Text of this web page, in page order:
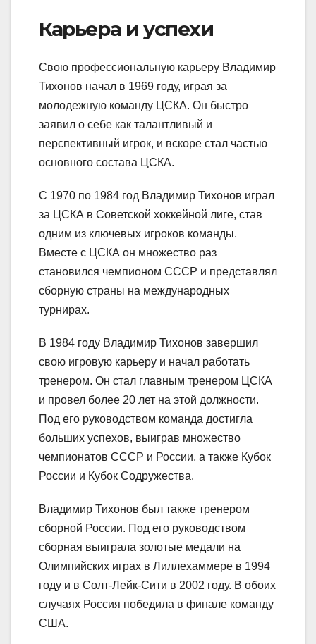
Карьера и успехи
Свою профессиональную карьеру Владимир
Тихонов начал в 1969 году, играя за
молодежную команду ЦСКА. Он быстро
заявил о себе как талантливый и
перспективный игрок, и вскоре стал частью
основного состава ЦСКА.
С 1970 по 1984 год Владимир Тихонов играл
за ЦСКА в Советской хоккейной лиге, став
одним из ключевых игроков команды.
Вместе с ЦСКА он множество раз
становился чемпионом СССР и представлял
сборную страны на международных
турнирах.
В 1984 году Владимир Тихонов завершил
свою игровую карьеру и начал работать
тренером. Он стал главным тренером ЦСКА
и провел более 20 лет на этой должности.
Под его руководством команда достигла
больших успехов, выиграв множество
чемпионатов СССР и России, а также Кубок
России и Кубок Содружества.
Владимир Тихонов был также тренером
сборной России. Под его руководством
сборная выиграла золотые медали на
Олимпийских играх в Лиллехаммере в 1994
году и в Солт-Лейк-Сити в 2002 году. В обоих
случаях Россия победила в финале команду
США.